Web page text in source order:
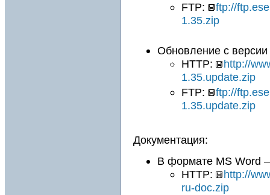
FTP:
ftp://
1.35.zip
Обновление с
HTTP:
http://
1.35.update.zip
FTP:
ftp://
1.35.update.zip
Документация:
В формате MS Word
HTTP:
http://
ru-doc.zip